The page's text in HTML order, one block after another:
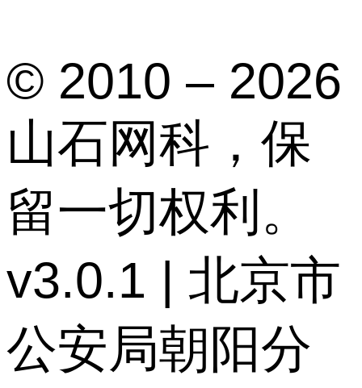
© 2010 – 2026
山石网科，保
留一切权利。
v3.0.1 | 北京市
公安局朝阳分